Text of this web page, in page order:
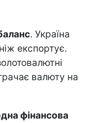
. Україна
експортує.
валюту на
фінансова